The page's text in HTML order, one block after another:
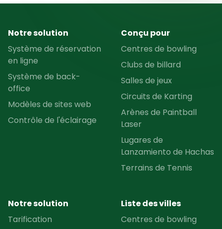
Notre solution
Système de réservation
en ligne
Système de back-
office
Modèles de sites web
Contrôle de l'éclairage
Conçu pour
Centres de bowling
Clubs de billard
Salles de jeux
Circuits de Karting
Arènes de Paintball
Laser
Lugares de
Lanzamiento de Hachas
Terrains de Tennis
Notre solution
Tarification
Liste des villes
Centres de bowling